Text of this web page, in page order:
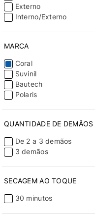
Branco Neve
Branco Suíço
Brocado Rico
Bronze Lenda
Café da Tarde
Caixa de Chá
Calda de Pêssego
Calopsita
Camurça
Canto Barroco
Casa de Pedra
Castelo Do Deserto
Céu Cinzento
Chiffon
Cinza Alpino
Externo
Interno/Externo
MARCA
Coral
Suvinil
Bautech
Polaris
QUANTIDADE DE DEMÃOS
De 2 a 3 demãos
3 demãos
SECAGEM AO TOQUE
30 minutos